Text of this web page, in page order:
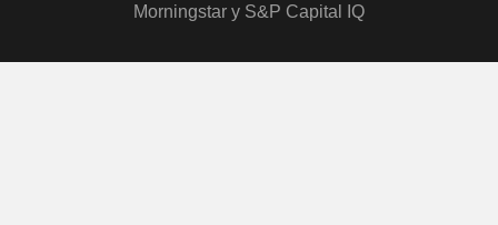
Morningstar y S&P Capital IQ